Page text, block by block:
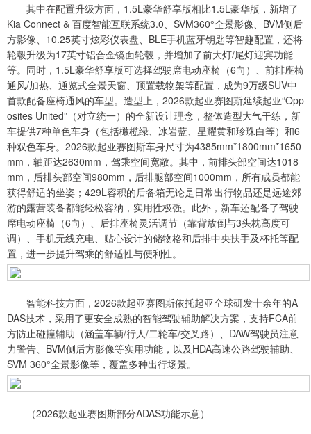
其中在配置升级方面，1.5L豪华舒享版相比1.5L豪华版，新增了
Kia Connect & 百度智能互联系统3.0、SVM360°全景影像、BVM侧后
方影像、10.25英寸炫彩仪表盘、BLE手机蓝牙钥匙等智趣配置，还将
轮毂升级为17英寸铝合金镜面轮毂，并增加了前大灯/尾灯迎宾功能
等。同时，1.5L豪华舒享版可选择驾驶席电动座椅（6向）、前排座椅
通风/加热、通览式全景天窗、顶置载物架等配置，成为9万级SUV中
首款配备座椅通风的车型。造型上，2026款起亚赛图斯延续起亚“Opp
osites United”（对立统一）的全新设计理念，整体造型大气干练，新
车提供7种单色车身（包括橄榄绿、冰岩蓝、星耀黄和珍珠白等）和6
种双色车身。2026款起亚赛图斯车身尺寸为4385mm*1800mm*1650
mm，轴距达2630mm，驾乘空间宽敞。其中，前排头部空间达1018
mm，后排头部空间980mm，后排腿部空间1000mm，所有成员都能
获得舒适的坐姿；429L容积的后备箱无论是日常出行物品还是远途郊
游的露营装备都能轻松容纳，实用性极强。此外，新车还配备了驾驶
席电动座椅（6向）、后排座椅灵活调节（靠背放倒与3头枕高度可
调）、手机无线充电、贴心设计的储物格和后排中央扶手及杯托等配
置，进一步提升驾乘的舒适性与便利性。
智能科技方面，2026款起亚赛图斯依托起亚全球研发十余年的A
DAS技术，采用了更安全成熟的智能驾驶辅助解决方案，支持FCA前
方防止碰撞辅助（涵盖车辆/行人/二轮车/交叉路）、DAW驾驶员注意
力警告、BVM侧后方影像等实用功能，以及HDA高速公路驾驶辅助、
SVM 360°全景影像等，覆盖多种出行场景。
（2026款起亚赛图斯部分ADAS功能示意）